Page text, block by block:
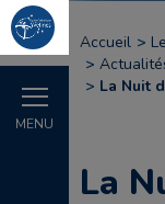
MENU
Accueil
La Nuit
La